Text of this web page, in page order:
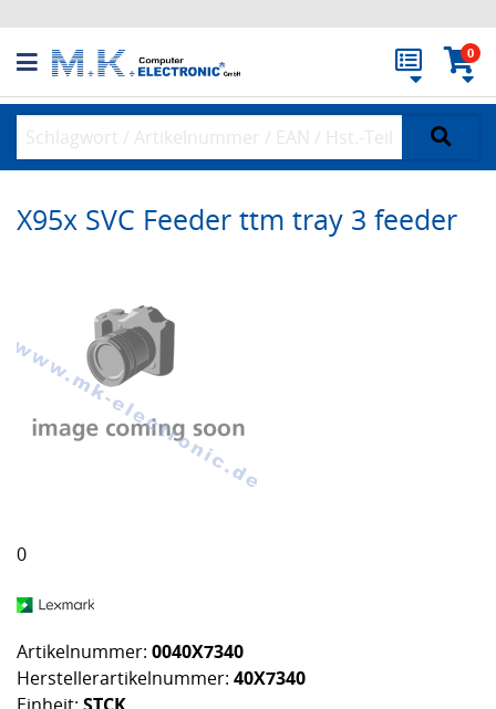
0
X95x SVC Feeder ttm tray 3 feeder
0
Artikelnummer: 0040X7340
Herstellerartikelnummer: 40X7340